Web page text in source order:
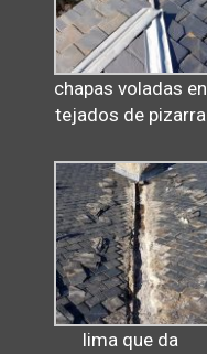
chapas voladas en
tejados de pizarra
lima que da